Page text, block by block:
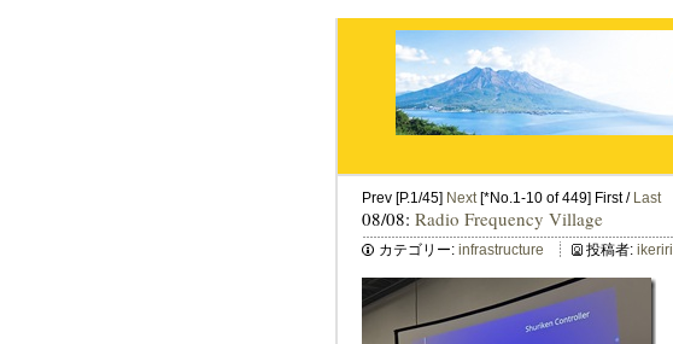
Prev [P.1/45] Next[*No.1-10 of 449] First / Last
08/08: Radio Frequency Village
カテゴリー: infrastructure 投稿者: ikeriri